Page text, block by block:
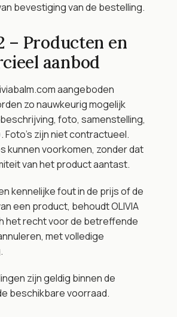
bevestiging van de bestelling.
– Producten en
aanbod
aangeboden
zo nauwkeurig mogelijk
foto, samenstelling,
Foto's zijn niet contractueel.
kunnen voorkomen, zonder dat
van het product aantast.
kennelijke fout in de prijs of de
een product, behoudt OLIVIA
het recht voor de betreffende
met volledige
zijn geldig binnen de
beschikbare voorraad.